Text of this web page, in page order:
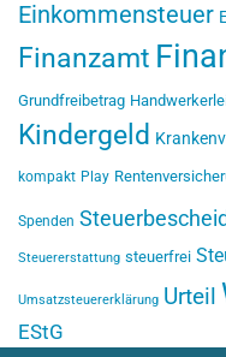
Einkommensteuer
Finanzamt
Grundfreibetrag
Kindergeld
kompakt Play
Spenden
Steuererstattung steuerfrei
Umsatzsteuererklärung Urteil
EStG